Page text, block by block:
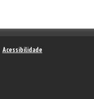
Acessibilidade